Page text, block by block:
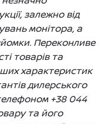
залежно від
монітора, а
Переконливе
товарів та
характеристик
дилерського
+38 044
та його